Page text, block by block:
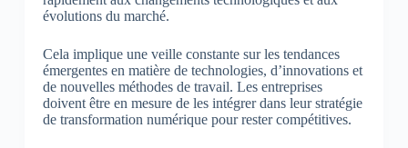
évolutions du marché.
Cela implique une veille constante sur les tendances
émergentes en matière de technologies, d’innovations et
de nouvelles méthodes de travail. Les entreprises
doivent être en mesure de les intégrer dans leur stratégie
de transformation numérique pour rester compétitives.